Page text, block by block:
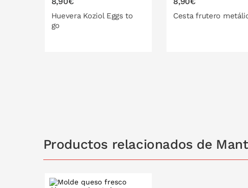
Huevera Koziol Eggs to
go
Cesta frutero
Productos relacionados de